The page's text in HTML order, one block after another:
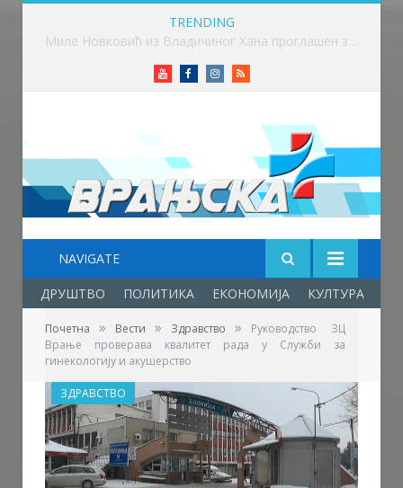
TRENDING
Бициклима до Хиландара – Далибор и Душан кренули на ходочашће дуго 400 километара
YoutubeFacebookInstagram
RSS
NAVIGATE
ДРУШТВО ПОЛИТИКА ЕКОНОМИЈА КУЛТУРА
Почетна » Вести » Здравство »
Руководство ЗЦ
Врање проверава квалитет рада у Служби за
гинекологију и акушерство
ЗДРАВСТВО